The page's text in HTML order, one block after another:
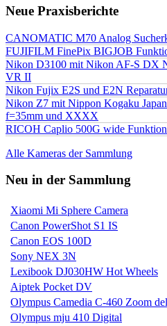
Neue Praxisberichte
CANOMATIC M70 Analog
FUJIFILM FinePix BIGJOB
Nikon D3100 mit Nikon AF-S DX
VR II
Nikon Fujix E2S und E2N
Nikon Z7 mit Nippon Kogaku
f=35mm und XXXX
RICOH Caplio 500G wide
Alle Kameras der Sammlung
Neu in der Sammlung
Xiaomi Mi Sphere Camera
Canon PowerShot S1 IS
Canon EOS 100D
Sony NEX 3N
Lexibook DJ030HW Hot Wheels
Aiptek Pocket DV
Olympus Camedia C-460 Zoom
Olympus mju 410 Digital